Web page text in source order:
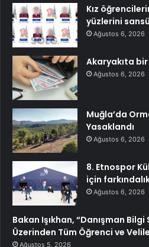
Kız
yüzlerini
Ağustos 6, 2026
Akaryakıta
Ağustos 6, 2026
Muğla’da
Yasaklandı
Ağustos 6, 2026
8. Etnospor
için
Ağustos 6, 2026
Bakan Işıkhan, “Danışman
Üzerinden Tüm Öğrenci ve
Ağustos 5, 2026